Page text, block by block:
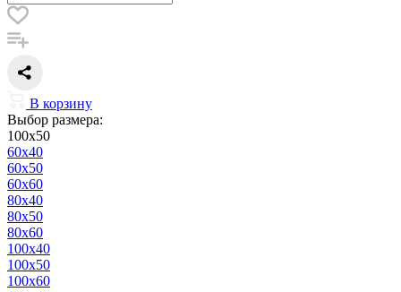
В корзину
Выбор размера:
100x50
60x40
60x50
60x60
80x40
80x50
80x60
100x40
100x50
100x60